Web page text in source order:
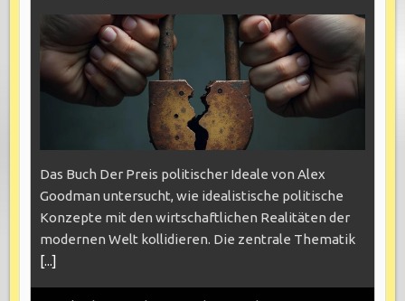
Das Buch Der Preis politischer Ideale von Alex
Goodman untersucht, wie idealistische politische
Konzepte mit den wirtschaftlichen Realitäten der
modernen Welt kollidieren. Die zentrale Thematik
[...]